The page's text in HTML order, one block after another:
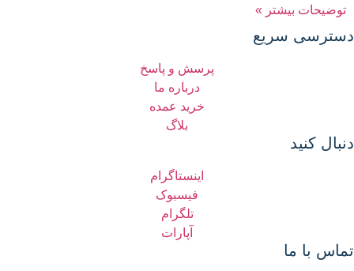
توضیحات بیشتر »
دسترسی سریع
پرسش و پاسخ
درباره ما
خرید عمده
بلاگ
دنبال کنید
اینستاگرام
فیسبوک
تلگرام
آپارات
تماس با ما